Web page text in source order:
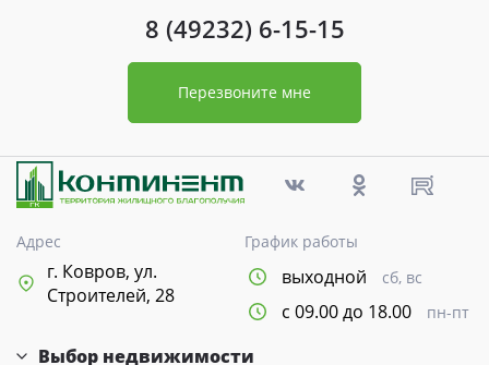
8 (49232) 6-15-15
Перезвоните мне
Адрес
г. Ковров, ул.
Строителей, 28
График работы
выходной сб, вс
с 09.00 до 18.00 пн-пт
Выбор недвижимости